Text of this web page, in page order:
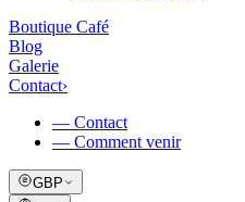
Boutique Café
Blog
Galerie
Contact›
— Contact
— Comment venir
GBP